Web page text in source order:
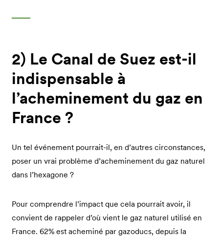
2) Le Canal de Suez est-il
indispensable à
l’acheminement du gaz en
France ?
Un tel événement pourrait-il, en d’autres circonstances,
poser un vrai problème d’acheminement du gaz naturel
dans l’hexagone ?
Pour comprendre l’impact que cela pourrait avoir, il
convient de rappeler d’où vient le gaz naturel utilisé en
France. 62% est acheminé par gazoducs, depuis la